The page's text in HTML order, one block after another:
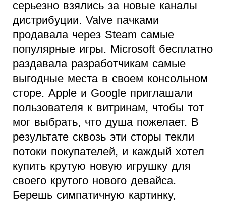
серьезно взялись за новые каналы
дистрибуции. Valve пачками
продавала через Steam самые
популярные игры. Microsoft бесплатно
раздавала разработчикам самые
выгодные места в своем консольном
сторе. Apple и Google приглашали
пользователя к витринам, чтобы тот
мог выбрать, что душа пожелает. В
результате сквозь эти сторы текли
потоки покупателей, и каждый хотел
купить крутую новую игрушку для
своего крутого нового девайса.
Берешь симпатичную картинку,